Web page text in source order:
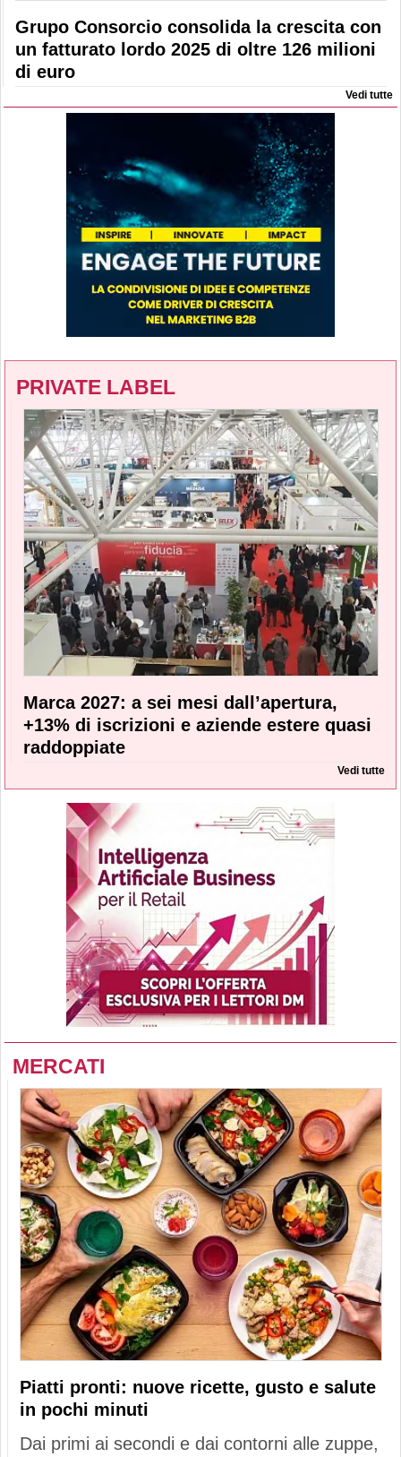
Grupo Consorcio consolida la crescita con
un fatturato lordo 2025 di oltre 126 milioni
di euro
Vedi tutte
PRIVATE LABEL
Marca 2027: a sei mesi dall’apertura,
+13% di iscrizioni e aziende estere quasi
raddoppiate
Vedi tutte
MERCATI
Piatti pronti: nuove ricette, gusto e salute
in pochi minuti
Dai primi ai secondi e dai contorni alle zuppe,